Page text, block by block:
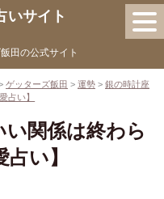
いサイト
田の公式サイト
ゲッターズ飯田 > 運勢 > 銀の時計座
占い】
関係は終わら
い】